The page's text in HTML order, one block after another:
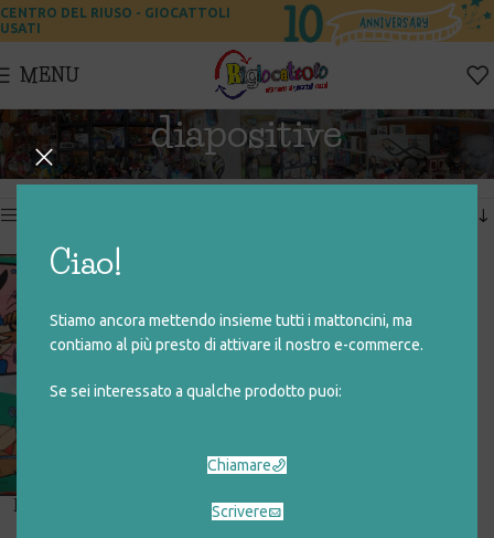
Ciao!
Stiamo ancora mettendo insieme tutti i mattoncini, ma
contiamo al più presto di attivare il nostro e-commerce.
Se sei interessato a qualche prodotto puoi:
Chiamare
Scrivere
CENTRO DEL RIUSO - GIOCATTOLI
USATI
MENU
diapositive
Home Prodotti taggati “diapositive” Visualizzazione del risultato
PROIETTORE FESTACOLOR –